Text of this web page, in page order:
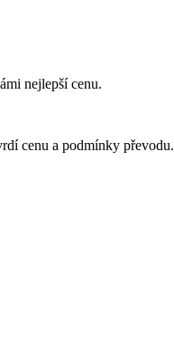
nejlepší cenu.
cenu a podmínky převodu.